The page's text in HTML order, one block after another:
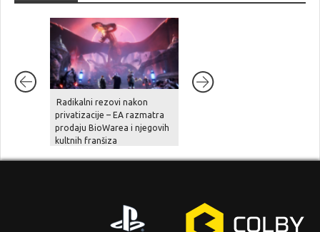
Radikalni rezovi nakon
privatizacije – EA razmatra
prodaju BioWarea i njegovih
kultnih franšiza